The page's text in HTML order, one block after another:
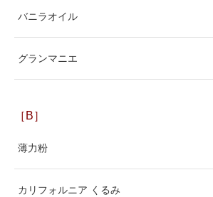
バニラオイル
グランマニエ
［B］
薄力粉
カリフォルニア くるみ